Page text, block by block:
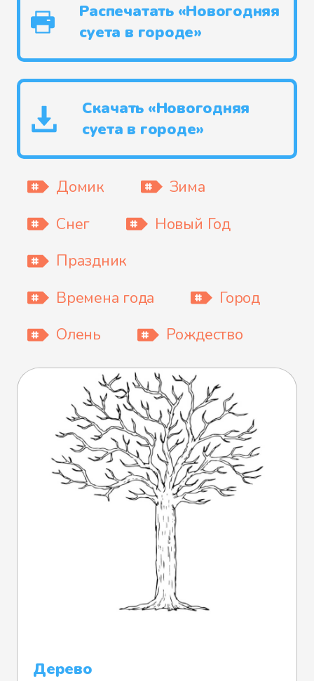
Распечатать «Новогодняя
суета в городе»
Скачать «Новогодняя
суета в городе»
Домик
Зима
Снег
Новый Год
Праздник
Времена года
Город
Олень
Рождество
Дерево